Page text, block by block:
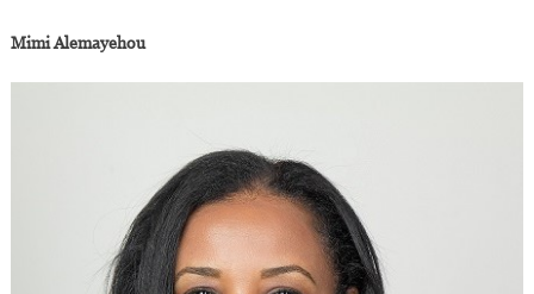
Mimi Alemayehou